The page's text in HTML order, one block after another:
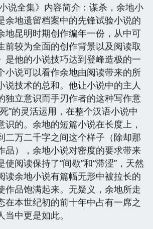
说全集》内容简介：谋杀，余地小
余地遗留档案中的先锋试验小说的
地昆明时期创作编年一份，从中可
前较为全面的创作背景以及阅读取
是他的小说技巧达到登峰造极的一
小说可以看作余地由阅读带来的所
说技术的总和。他让小说中的主人
独立意识而手刃作者的这种写作意
”的灵活运用，在整个汉语小说中
识的。余地的短篇小说在长度上，
二万二千字之间这个样子（除却那
品），余地小说对密度的要求带来
使阅读保持了“间歇”和“滞涩”，天然
读余地小说有篇幅无形中被拉长的
作品饱满起来。无疑义，余地所走
在本世纪初的前十年中占有一席之
中更是如此。